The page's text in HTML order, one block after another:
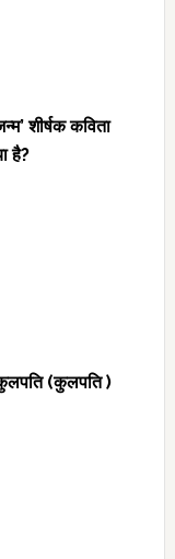
शीर्षक कविता
है?
(कुलपति )